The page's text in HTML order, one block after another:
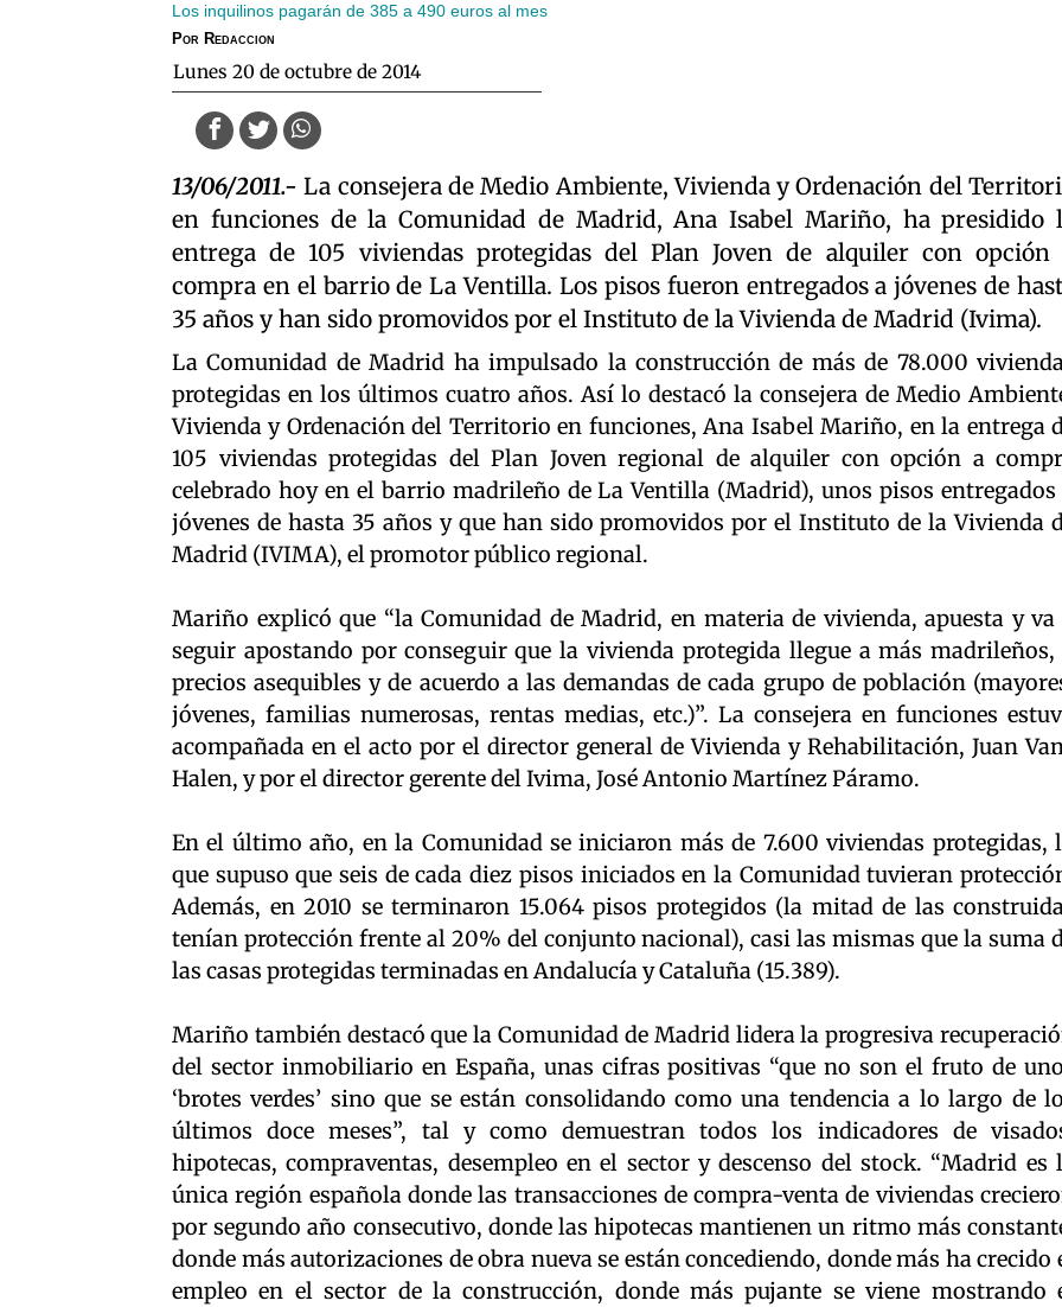
Los inquilinos pagarán de 385 a 490 euros al mes
Por Redaccion
lunes 20 de octubre de 2014
13/06/2011.- La consejera de Medio Ambiente, Vivienda y Ordenación del
en funciones de la Comunidad de Madrid, Ana Isabel Mariño, ha presidido
entrega de 105 viviendas protegidas del Plan Joven de alquiler con opción
compra en el barrio de La Ventilla. Los pisos fueron entregados a jóvenes de
35 años y han sido promovidos por el Instituto de la Vivienda de Madrid (Ivima).
La Comunidad de Madrid ha impulsado la construcción de más de 78.000
protegidas en los últimos cuatro años. Así lo destacó la consejera de Medio
Vivienda y Ordenación del Territorio en funciones, Ana Isabel Mariño, en la entrega
105 viviendas protegidas del Plan Joven regional de alquiler con opción a
celebrado hoy en el barrio madrileño de La Ventilla (Madrid), unos pisos entregados
jóvenes de hasta 35 años y que han sido promovidos por el Instituto de la Vivienda
Madrid (IVIMA), el promotor público regional.
Mariño explicó que “la Comunidad de Madrid, en materia de vivienda, apuesta y va
seguir apostando por conseguir que la vivienda protegida llegue a más madrileños,
precios asequibles y de acuerdo a las demandas de cada grupo de población
jóvenes, familias numerosas, rentas medias, etc.)”. La consejera en funciones
acompañada en el acto por el director general de Vivienda y Rehabilitación, Juan
Halen, y por el director gerente del Ivima, José Antonio Martínez Páramo.
En el último año, en la Comunidad se iniciaron más de 7.600 viviendas protegidas,
que supuso que seis de cada diez pisos iniciados en la Comunidad tuvieran
Además, en 2010 se terminaron 15.064 pisos protegidos (la mitad de las
tenían protección frente al 20% del conjunto nacional), casi las mismas que la suma
las casas protegidas terminadas en Andalucía y Cataluña (15.389).
Mariño también destacó que la Comunidad de Madrid lidera la progresiva
del sector inmobiliario en España, unas cifras positivas “que no son el fruto de
‘brotes verdes’ sino que se están consolidando como una tendencia a lo largo de
últimos doce meses”, tal y como demuestran todos los indicadores de
hipotecas, compraventas, desempleo en el sector y descenso del stock. “Madrid es
única región española donde las transacciones de compra-venta de viviendas
por segundo año consecutivo, donde las hipotecas mantienen un ritmo más
donde más autorizaciones de obra nueva se están concediendo, donde más ha crecido
empleo en el sector de la construcción, donde más pujante se viene mostrando